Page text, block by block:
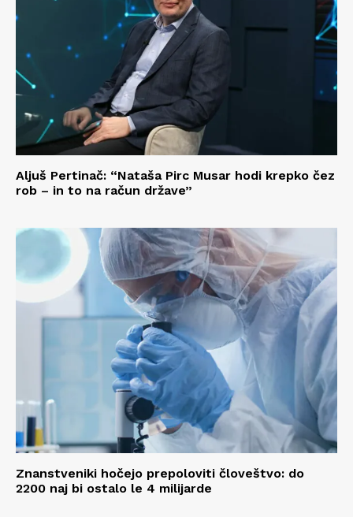
Aljuš Pertinač: “Nataša Pirc Musar hodi krepko čez
rob – in to na račun države”
Znanstveniki hočejo prepoloviti človeštvo: do
2200 naj bi ostalo le 4 milijarde